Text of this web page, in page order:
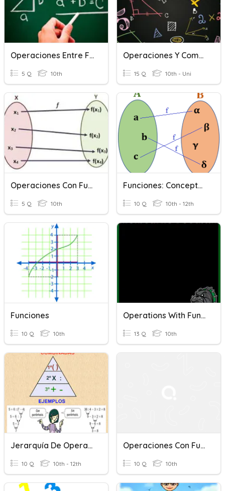
Operaciones Entre Funciones
5 Q 10th
Operaciones Y Composición De Funciones 16 Octubre 2018
15 Q 10th - Uni
Operaciones Con Funciones.
5 Q 10th
Funciones: Conceptos
10 Q 10th - 12th
Funciones
10 Q 10th
Operations With Functions
13 Q 10th
Jerarquía De Operaciones
10 Q 10th - 12th
Operaciones Con Funciones
10 Q 10th